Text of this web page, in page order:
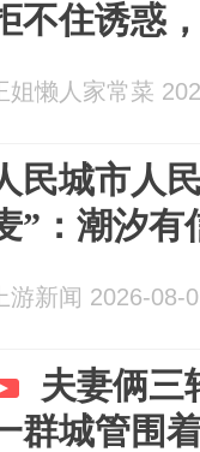
不住诱惑
姐懒人家常菜
民城市人
”：潮汐有
上游新闻 2026-08-
夫妻俩三
群城管围